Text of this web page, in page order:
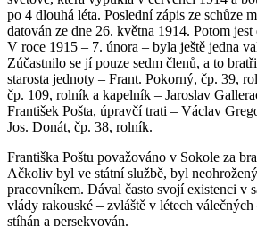
po 4 dlouhá léta. Poslední zápis ze schůze
datován ze dne 26. května 1914. Potom jest
V roce 1915 – 7. února – byla ještě jedna
Zúčastnilo se jí pouze sedm členů, a to
starosta jednoty – Frant. Pokorný, čp. 39,
čp. 109, rolník a kapelník – Jaroslav
František Pošta, úpravčí trati – Václav
Jos. Donát, čp. 38, rolník.
Františka Poštu považováno v Sokole za
Ačkoliv byl ve státní službě, byl
pracovníkem. Dával často svojí existenci v
vlády rakouské – zvláště v létech
stíhán a persekvován.